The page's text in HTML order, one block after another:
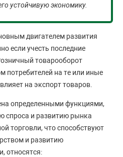
устойчивую экономику.
двигателем развития
если учесть последние
товарооборот
потребителей на те или иные
на экспорт товаров.
определенными функциями,
спроса и развитию рынка
торговли, что способствуют
и развитию
относятся: